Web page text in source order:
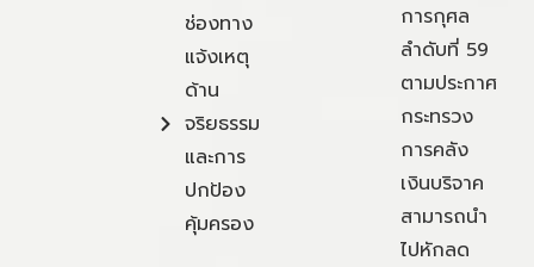
ช่องทาง
แจ้งเหตุ
ด้าน
จริยธรรม
และการ
ปกป้อง
คุ้มครอง
การกุศล
ลำดับที่ 59
ตามประกาศ
กระทรวง
การคลัง
เงินบริจาค
สามารถนำ
ไปหักลด